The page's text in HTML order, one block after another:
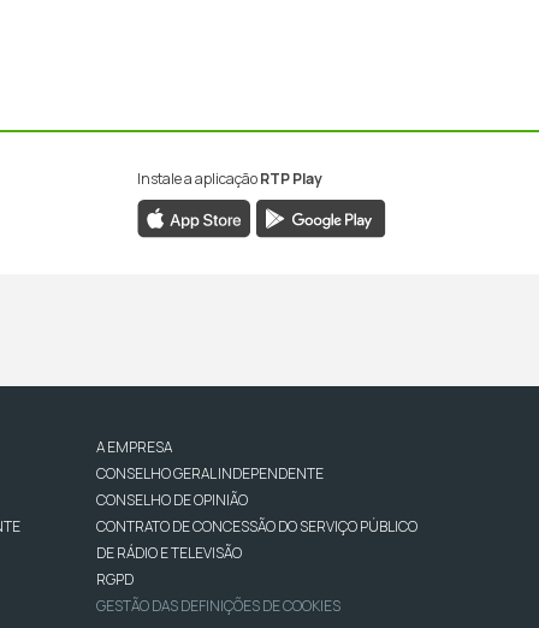
Instale a aplicaçãoRTP Play
A EMPRESA
CONSELHO GERAL INDEPENDENTE
CONSELHO DE OPINIÃO
CONTRATO DE CONCESSÃO DO SERVIÇO PÚBLICO
DE RÁDIO E TELEVISÃO
RGPD
GESTÃO DAS DEFINIÇÕES DE COOKIES